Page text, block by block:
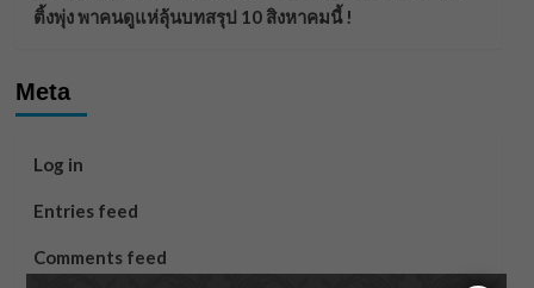
ติ้งพุ่ง พาคนดูแห่ลุ้นบทสรุป 10 สิงหาคมนี้ !
Meta
Log in
Entries feed
Comments feed